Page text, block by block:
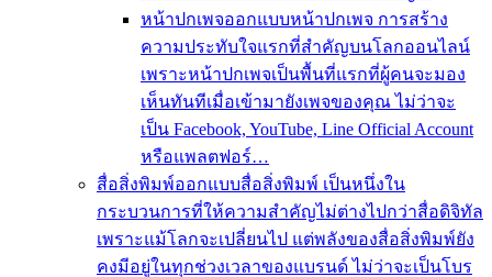
หน้าปกเพจออกแบบหน้าปกเพจ การสร้าง
ความประทับใจแรกที่สำคัญบนโลกออนไลน์
เพราะหน้าปกเพจเป็นพื้นที่แรกที่ผู้คนจะมอง
เห็นทันทีเมื่อเข้ามายังเพจของคุณ ไม่ว่าจะ
เป็น Facebook, YouTube, Line Official Account
หรือแพลตฟอร์…
สื่อสิ่งพิมพ์ออกแบบสื่อสิ่งพิมพ์ เป็นหนึ่งใน
กระบวนการที่ให้ความสำคัญไม่ต่างไปกว่าสื่อดิจิทัล
เพราะแม้โลกจะเปลี่ยนไป แต่พลังของสื่อสิ่งพิมพ์ยัง
คงมีอยู่ในทุกช่วงเวลาของแบรนด์ ไม่ว่าจะเป็นโบร